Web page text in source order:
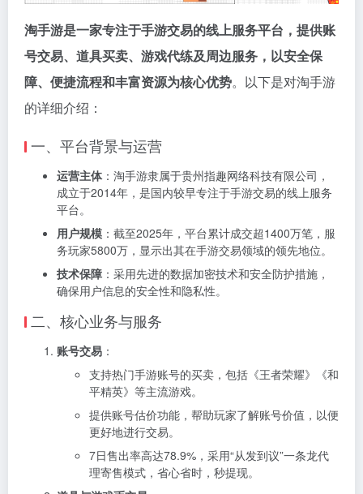
淘手游是一家专注于手游交易的线上服务平台，提供账
号交易、道具买卖、游戏代练及周边服务，以安全保
障、便捷流程和丰富资源为核心优势。以下是对淘手游
的详细介绍：
一、平台背景与运营
运营主体：淘手游隶属于贵州指趣网络科技有限公司，
成立于2014年，是国内较早专注于手游交易的线上服务
平台。
用户规模 ：截至2025年，平台累计成交超1400万笔，服
务玩家5800万，显示出其在手游交易领域的领先地位。
技术保障 ：采用先进的数据加密技术和安全防护措施，
确保用户信息的安全性和隐私性。
二、核心业务与服务
账号交易 ：
支持热门手游账号的买卖，包括《王者荣耀》《和
平精英》等主流游戏。
提供账号估价功能，帮助玩家了解账号价值，以便
更好地进行交易。
7日售出率高达78.9%，采用“从发到议”一条龙代
理寄售模式，省心省时，秒提现。